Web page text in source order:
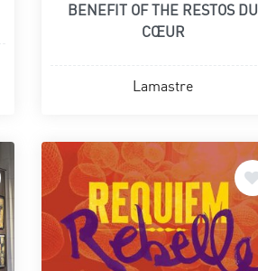
BENEFIT OF THE RESTOS DU
CŒUR
Lamastre